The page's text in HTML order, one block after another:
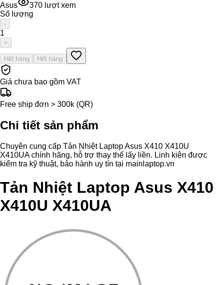
Asus 370 lượt xem
Số lượng
-
1
+
Hết hàng Hết hàng
Giá chưa bao gồm VAT
Free ship đơn > 300k (QR)
Chi tiết sản phẩm
Chuyên cung cấp Tản Nhiệt Laptop Asus X410 X410U
X410UA chính hãng, hỗ trợ thay thế lấy liền. Linh kiện được
kiểm tra kỹ thuật, bảo hành uy tín tại mainlaptop.vn
Tản Nhiệt Laptop Asus X410
X410U X410UA